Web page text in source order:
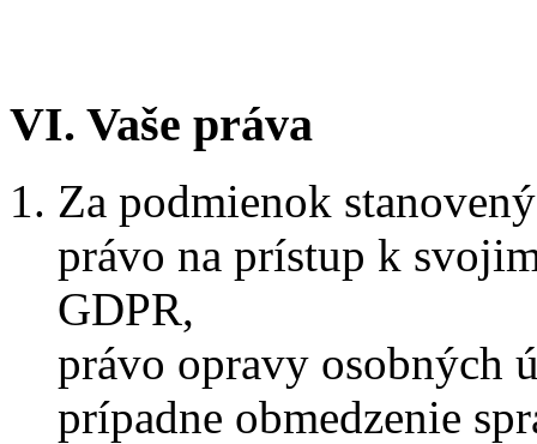
VI. Vaše práva
Za podmienok
právo na prístup k
GDPR,
právo opravy osobných
prípadne obmedzenie